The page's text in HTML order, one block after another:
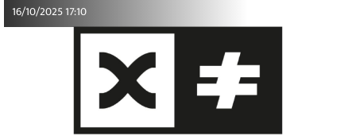
16/10/2025 17:10